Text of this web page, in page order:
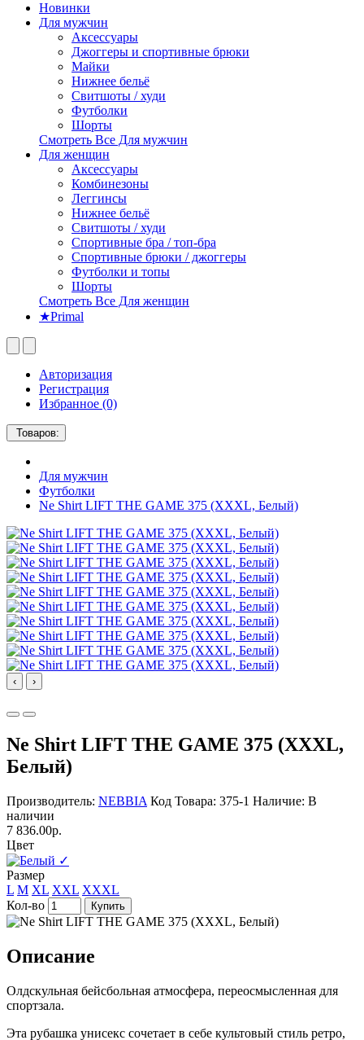
Новинки
Для мужчин
Аксессуары
Джоггеры и спортивные брюки
Майки
Нижнее бельё
Свитшоты / худи
Футболки
Шорты
Смотреть Все Для мужчин
Для женщин
Аксессуары
Комбинезоны
Леггинсы
Нижнее бельё
Свитшоты / худи
Спортивные бра / топ-бра
Спортивные брюки / джоггеры
Футболки и топы
Шорты
Смотреть Все Для женщин
★Primal
Авторизация
Регистрация
Избранное (0)
Товаров:
Для мужчин
Футболки
Ne Shirt LIFT THE GAME 375 (XXXL, Белый)
‹ ›
Ne Shirt LIFT THE GAME 375 (XXXL,
Белый)
Производитель: NEBBIA Код Товара: 375-1 Наличие: В
наличии
7 836.00р.
Цвет
✓
Размер
L M XL XXL XXXL
Кол-во
Купить
Описание
Олдскульная бейсбольная атмосфера, переосмысленная для
спортзала.
Эта рубашка унисекс сочетает в себе культовый стиль ретро, ​​